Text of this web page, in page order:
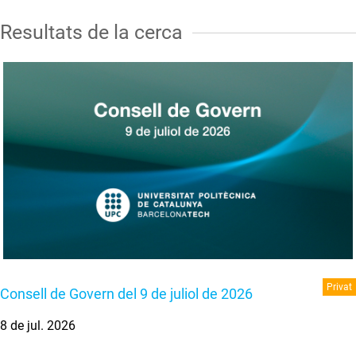
Resultats de la cerca
Consell de Govern del 9 de juliol de 2026 Privat
8 de jul. 2026